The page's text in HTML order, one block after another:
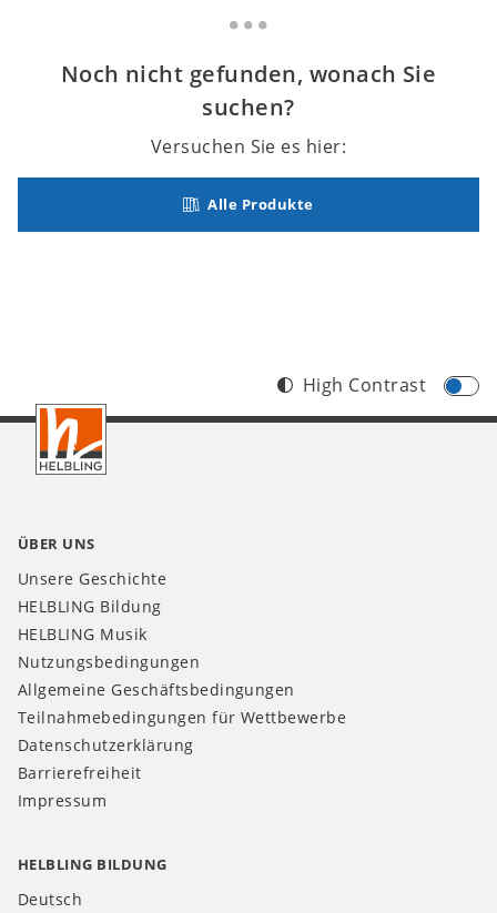
Noch nicht gefunden, wonach Sie
suchen?
Versuchen Sie es hier:
Alle Produkte
Footer
AT
High Contrast
ÜBER UNS
Unsere Geschichte
HELBLING Bildung
HELBLING Musik
Nutzungsbedingungen
Allgemeine Geschäftsbedingungen
Teilnahmebedingungen für Wettbewerbe
Datenschutzerklärung
Barrierefreiheit
Impressum
HELBLING BILDUNG
Deutsch